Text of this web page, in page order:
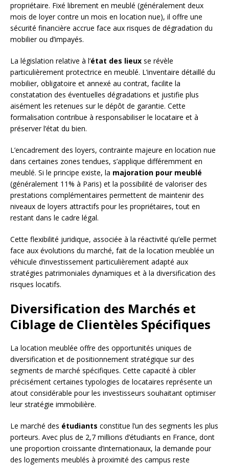
propriétaire. Fixé librement en meublé (généralement deux
mois de loyer contre un mois en location nue), il offre une
sécurité financière accrue face aux risques de dégradation du
mobilier ou d’impayés.
La législation relative à l’état des lieux se révèle
particulièrement protectrice en meublé. L’inventaire détaillé du
mobilier, obligatoire et annexé au contrat, facilite la
constatation des éventuelles dégradations et justifie plus
aisément les retenues sur le dépôt de garantie. Cette
formalisation contribue à responsabiliser le locataire et à
préserver l’état du bien.
L’encadrement des loyers, contrainte majeure en location nue
dans certaines zones tendues, s’applique différemment en
meublé. Si le principe existe, la majoration pour meublé
(généralement 11% à Paris) et la possibilité de valoriser des
prestations complémentaires permettent de maintenir des
niveaux de loyers attractifs pour les propriétaires, tout en
restant dans le cadre légal.
Cette flexibilité juridique, associée à la réactivité qu’elle permet
face aux évolutions du marché, fait de la location meublée un
véhicule d’investissement particulièrement adapté aux
stratégies patrimoniales dynamiques et à la diversification des
risques locatifs.
Diversification des Marchés et
Ciblage de Clientèles Spécifiques
La location meublée offre des opportunités uniques de
diversification et de positionnement stratégique sur des
segments de marché spécifiques. Cette capacité à cibler
précisément certaines typologies de locataires représente un
atout considérable pour les investisseurs souhaitant optimiser
leur stratégie immobilière.
Le marché des étudiants constitue l’un des segments les plus
porteurs. Avec plus de 2,7 millions d’étudiants en France, dont
une proportion croissante d’internationaux, la demande pour
des logements meublés à proximité des campus reste